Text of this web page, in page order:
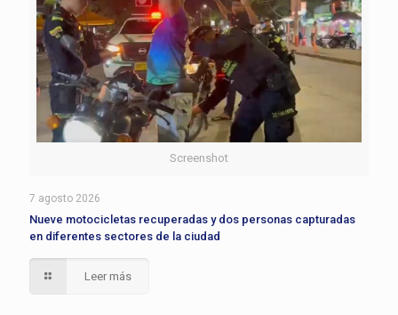
Screenshot
7 agosto 2026
Nueve motocicletas recuperadas y dos personas capturadas
en diferentes sectores de la ciudad
Leer más